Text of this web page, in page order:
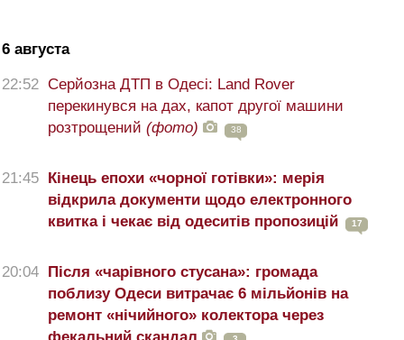
6 августа
22:52 Серйозна ДТП в Одесі: Land Rover
перекинувся на дах, капот другої машини
розтрощений (фото) 38
21:45 Кінець епохи «чорної готівки»: мерія
відкрила документи щодо електронного
квитка і чекає від одеситів пропозицій
17
20:04 Після «чарівного стусана»: громада
поблизу Одеси витрачає 6 мільйонів на
ремонт «нічийного» колектора через
фекальний скандал